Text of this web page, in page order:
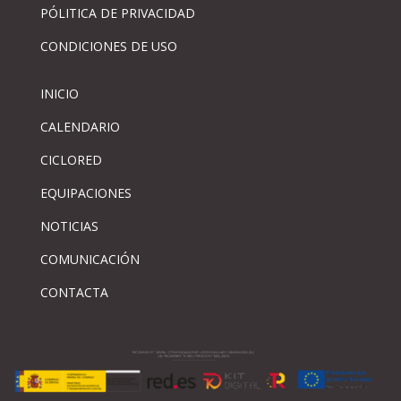
PÓLITICA DE PRIVACIDAD
CONDICIONES DE USO
INICIO
CALENDARIO
CICLORED
EQUIPACIONES
NOTICIAS
COMUNICACIÓN
CONTACTA